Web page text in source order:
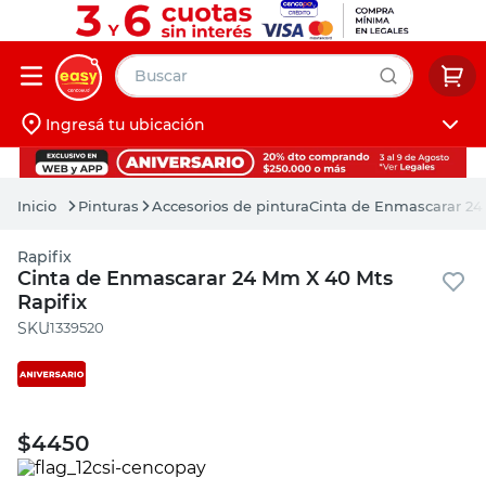
Buscar
Iniciá sesión
Ingresá tu ubicación
Pinturas Accesorios de pinturaCinta de Enmascarar
Rapifix
Cinta de Enmascarar 24 Mm X 40 Mts
Rapifix
:1339520
$4450
muebles
pintura
escritorio
puertas
placard